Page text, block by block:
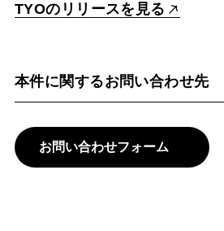
TYOのリリースを見る
本件に関するお問い合わせ先
お問い合わせフォーム